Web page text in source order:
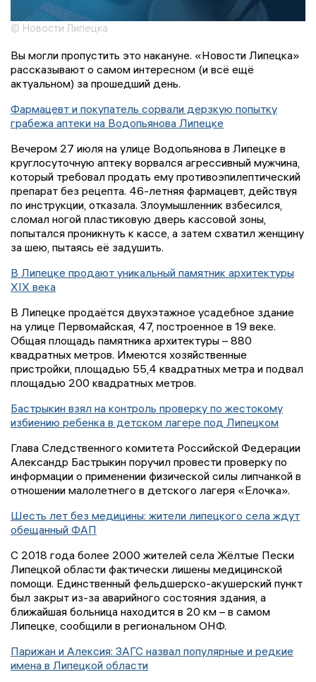
© Новости Липецка
Вы могли пропустить это накануне. «Новости Липецка»
рассказывают о самом интересном (и всё ещё
актуальном) за прошедший день.
Фармацевт и покупатель сорвали дерзкую попытку
грабежа аптеки на Водопьянова Липецке
Вечером 27 июля на улице Водопьянова в Липецке в
круглосуточную аптеку ворвался агрессивный мужчина,
который требовал продать ему противоэпилептический
препарат без рецепта. 46-летняя фармацевт, действуя
по инструкции, отказала. Злоумышленник взбесился,
сломал ногой пластиковую дверь кассовой зоны,
попытался проникнуть к кассе, а затем схватил женщину
за шею, пытаясь её задушить.
В Липецке продают уникальный памятник архитектуры
XIX века
В Липецке продаётся двухэтажное усадебное здание
на улице Первомайская, 47, построенное в 19 веке.
Общая площадь памятника архитектуры – 880
квадратных метров. Имеются хозяйственные
пристройки, площадью 55,4 квадратных метра и подвал
площадью 200 квадратных метров.
Бастрыкин взял на контроль проверку по жестокому
избиению ребенка в детском лагере под Липецком
Глава Следственного комитета Российской Федерации
Александр Бастрыкин поручил провести проверку по
информации о применении физической силы липчанкой в
отношении малолетнего в детского лагеря «Елочка».
Шесть лет без медицины: жители липецкого села ждут
обещанный ФАП
С 2018 года более 2000 жителей села Жёлтые Пески
Липецкой области фактически лишены медицинской
помощи. Единственный фельдшерско-акушерский пункт
был закрыт из-за аварийного состояния здания, а
ближайшая больница находится в 20 км – в самом
Липецке, сообщили в региональном ОНФ.
Парижан и Алексия: ЗАГС назвал популярные и редкие
имена в Липецкой области